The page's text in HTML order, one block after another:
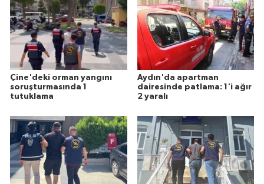
Çine'deki orman yangını
soruşturmasında 1
tutuklama
Aydın'da apartman
dairesinde patlama: 1'i ağır
2 yaralı